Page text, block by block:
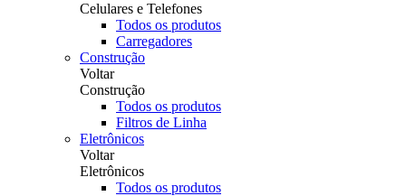
Celulares e Telefones
Todos os produtos
Carregadores
Construção
Voltar
Construção
Todos os produtos
Filtros de Linha
Eletrônicos
Voltar
Eletrônicos
Todos os produtos